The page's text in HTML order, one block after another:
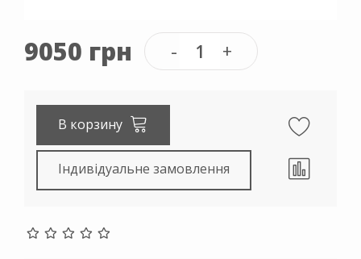
9050 грн
В корзину
Індивідуальне замовлення